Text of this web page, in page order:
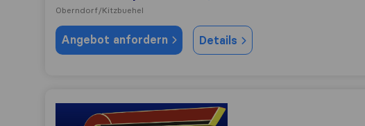
Oberndorf/Kitzbuehel
Angebot anfordern Details
Taxi und Transporte Monitzer